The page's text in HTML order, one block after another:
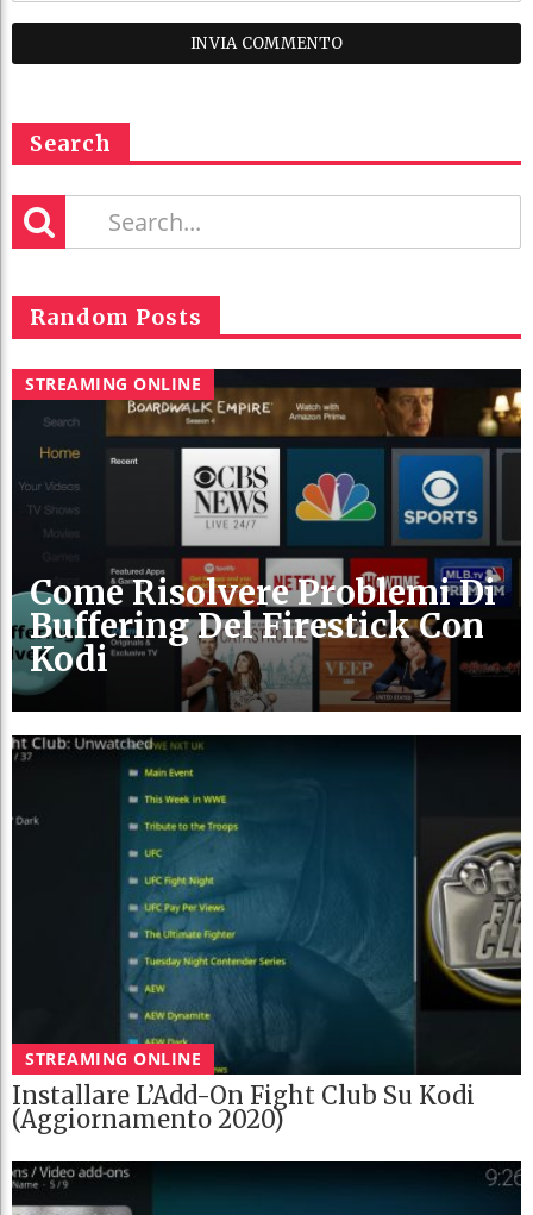
Search
Random Posts
STREAMING ONLINE
Come Risolvere Problemi Di
Buffering Del Firestick Con
Kodi
STREAMING ONLINE
Installare L’Add-On Fight Club Su Kodi
(Aggiornamento 2020)